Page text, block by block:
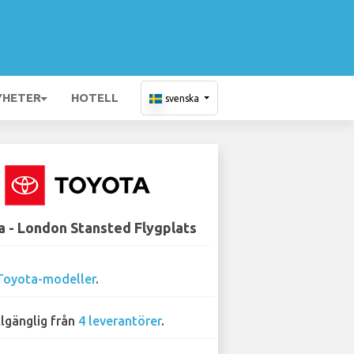
HOTELL svenska
- London Stansted Flygplats
modeller.
från 4 leverantörer.